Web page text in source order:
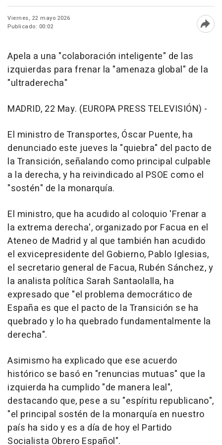
Viernes, 22 mayo 2026
Publicado: 00:02
Apela a una "colaboración inteligente" de las
izquierdas para frenar la "amenaza global" de la
"ultraderecha"
MADRID, 22 May. (EUROPA PRESS TELEVISIÓN) -
El ministro de Transportes, Óscar Puente, ha
denunciado este jueves la "quiebra" del pacto de
la Transición, señalando como principal culpable
a la derecha, y ha reivindicado al PSOE como el
"sostén" de la monarquía.
El ministro, que ha acudido al coloquio 'Frenar a
la extrema derecha', organizado por Facua en el
Ateneo de Madrid y al que también han acudido
el exvicepresidente del Gobierno, Pablo Iglesias,
el secretario general de Facua, Rubén Sánchez, y
la analista política Sarah Santaolalla, ha
expresado que "el problema democrático de
España es que el pacto de la Transición se ha
quebrado y lo ha quebrado fundamentalmente la
derecha".
Asimismo ha explicado que ese acuerdo
histórico se basó en "renuncias mutuas" que la
izquierda ha cumplido "de manera leal",
destacando que, pese a su "espíritu republicano",
"el principal sostén de la monarquía en nuestro
país ha sido y es a día de hoy el Partido
Socialista Obrero Español".